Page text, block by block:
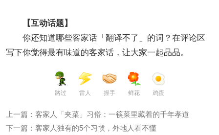
【互动话题】
你还知道哪些客家话「翻译不了」的词？在评论区
写下你觉得最有味道的客家话，让大家一起品品。
路过 雷人 握手 鲜花 鸡蛋
上一篇：客家人「夹菜」习俗：一筷菜里藏着的千年孝道
下一篇：客家人独有的5个习惯，外地人看不懂